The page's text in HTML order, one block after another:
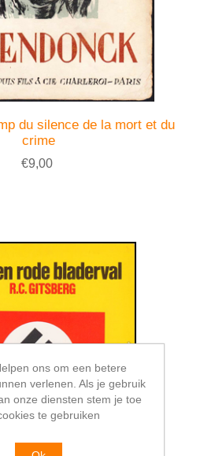
du silence de la mort et du
crime
€9,00
ons om een betere
verlenen. Als je gebruik
onze diensten stem je toe
te gebruiken